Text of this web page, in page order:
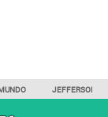
JEFFERSON